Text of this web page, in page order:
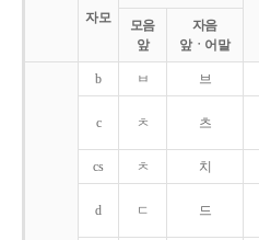
자모
모음
앞
자음
앞ㆍ어말
b ㅂ 브
c ㅊ 츠
cs ㅊ 치
d ㄷ 드